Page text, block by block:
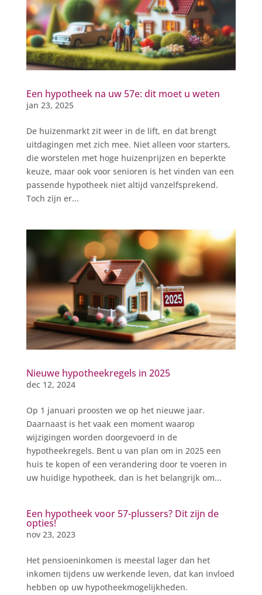
Een hypotheek na uw 57e: dit moet u weten
jan 23, 2025
De huizenmarkt zit weer in de lift, en dat brengt
uitdagingen met zich mee. Niet alleen voor starters,
die worstelen met hoge huizenprijzen en beperkte
keuze, maar ook voor senioren is het vinden van een
passende hypotheek niet altijd vanzelfsprekend.
Toch zijn er...
Nieuwe hypotheekregels in 2025
dec 12, 2024
Op 1 januari proosten we op het nieuwe jaar.
Daarnaast is het vaak een moment waarop
wijzigingen worden doorgevoerd in de
hypotheekregels. Bent u van plan om in 2025 een
huis te kopen of een verandering door te voeren in
uw huidige hypotheek, dan is het belangrijk om...
Een hypotheek voor 57-plussers? Dit zijn de
opties!
nov 23, 2023
Het pensioeninkomen is meestal lager dan het
inkomen tijdens uw werkende leven, dat kan invloed
hebben op uw hypotheekmogelijkheden.